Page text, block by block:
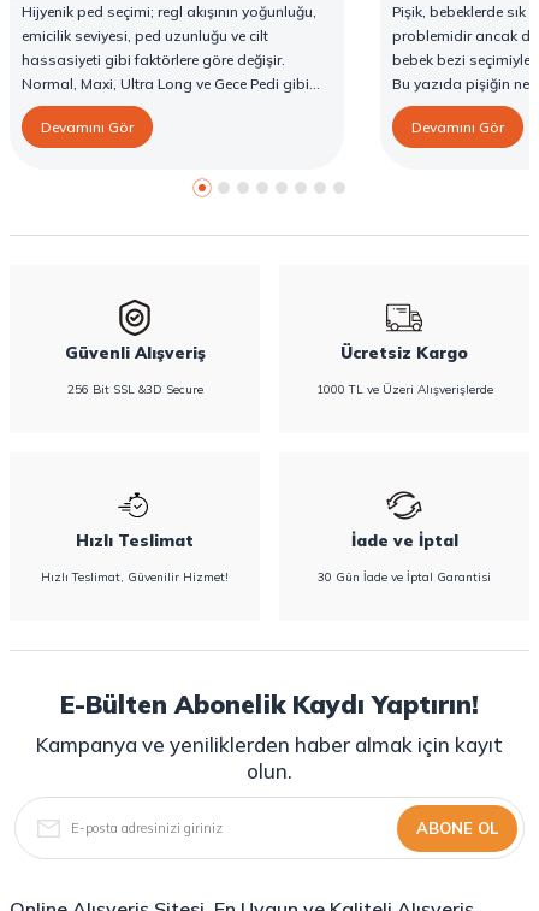
Hijyenik ped seçimi; regl akışının yoğunluğu,
emicilik seviyesi, ped uzunluğu ve cilt
hassasiyeti gibi faktörlere göre değişir.
Normal, Maxi, Ultra Long ve Gece Pedi gibi
farklı seçenekler, farklı ihtiyaçlara yönelik
koruma sunar. Doğru ped seçimi gün boyu
rehberde hijyenik ped çeşitleri, seçim kriterleri
Devamını Gör
Pişik, bebeklerde sık
problemidir ancak
bebek bezi seçimiyle
Bu yazıda pişiğin
yöntemlerini ve
karşı destekleyici
Devamını Gör
Güvenli Alışveriş
256 Bit SSL &3D Secure
Ücretsiz Kargo
1000 TL ve Üzeri Alışverişlerde
Hızlı Teslimat
Hızlı Teslimat, Güvenilir Hizmet!
İade ve İptal
30 Gün İade ve İptal Garantisi
E-Bülten Abonelik Kaydı Yaptırın!
Kampanya ve yeniliklerden haber almak için kayıt
olun.
ABONE OL